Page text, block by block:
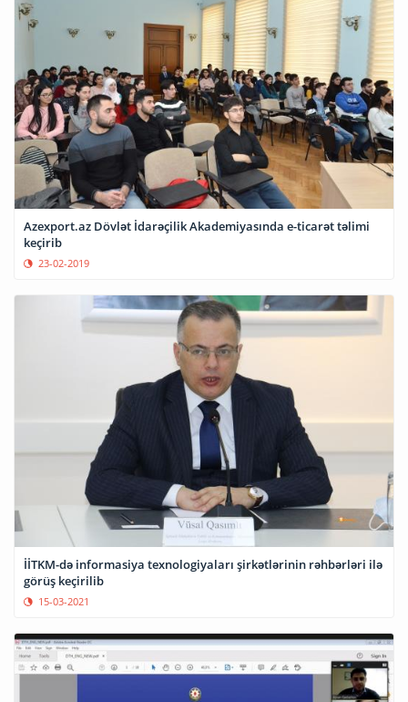
Azexport.az Dövlət İdarəçilik Akademiyasında e-ticarət təlimi
keçirib
23-02-2019
İİTKM-də informasiya texnologiyaları şirkətlərinin rəhbərləri ilə
görüş keçirilib
15-03-2021